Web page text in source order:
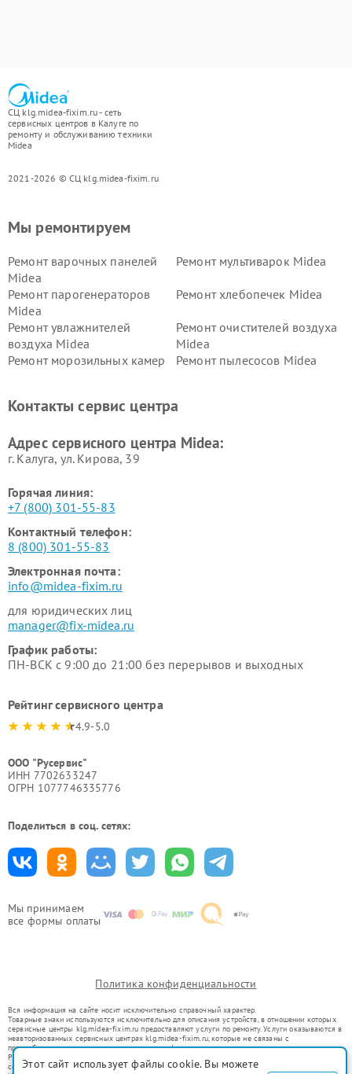
СЦ klg.midea-fixim.ru - сеть
сервисных центров в Калуге по
ремонту и обслуживанию техники
Midea
2021-2026 © СЦ klg.midea-fixim.ru
Мы принимаем
все формы оплаты
Мы ремонтируем
Ремонт варочных панелей
Midea
Ремонт мультиварок Midea
Ремонт парогенераторов
Midea
Ремонт хлебопечек Midea
Ремонт увлажнителей
воздуха Midea
Ремонт очистителей воздуха
Midea
Ремонт морозильных камер
Ремонт пылесосов Midea
пылесосов Midea
Midea
Контакты сервис центра
Адрес сервисного центра Midea:
г. Калуга, ул. Кирова, 39
Горячая линия:
+7 (800) 301-55-83
Контактный телефон:
8 (800) 301-55-83
Электронная почта:
info@midea-fixim.ru
для юридических лиц
manager@fix-midea.ru
График работы:
ПН-ВСК с 9:00 до 21:00 без перерывов и выходных
Рейтинг сервисного центра
4.9-5.0
ООО "Русервис"
ИНН 7702633247
ОГРН 1077746335776
Поделиться в соц. сетях:
Политика конфиденциальности
Вся информация на сайте носит исключительно справочный характер.
Товарные знаки используются исключительно для описания устройств, в отношении которых
сервисные центры klg.midea-fixim.ru предоставляют услуги по ремонту. Услуги оказываются в
неавторизованных сервисных центрах klg.midea-fixim.ru, которые не связаны с
правообладателями товарных знаков или их официальными представителями.
Ремонт осуществляется для устройств, уже введенных в гражданский оборот в соответствии
со статьей 1487 ГК РФ.
Этот сайт использует файлы cookie. Вы можете